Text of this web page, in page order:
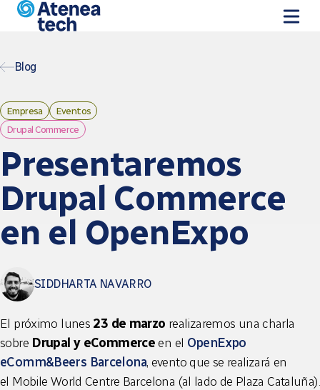
Skip to main content
Blog
Empresa
Eventos
Drupal Commerce
Presentaremos
Drupal Commerce
en el OpenExpo
SIDDHARTA NAVARRO
El próximo lunes 23 de marzo realizaremos una charla
sobre Drupal y eCommerceen el OpenExpo
eComm&Beers Barcelona, evento que se realizará en
el Mobile World Centre Barcelona (al lado de Plaza Cataluña).